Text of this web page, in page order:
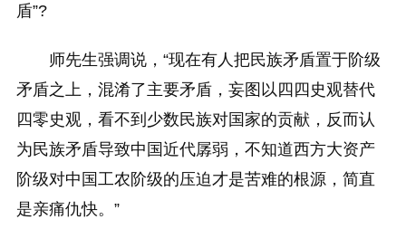
盾”?
师先生强调说，“现在有人把民族矛盾置于阶级
矛盾之上，混淆了主要矛盾，妄图以四四史观替代
四零史观，看不到少数民族对国家的贡献，反而认
为民族矛盾导致中国近代孱弱，不知道西方大资产
阶级对中国工农阶级的压迫才是苦难的根源，简直
是亲痛仇快。”